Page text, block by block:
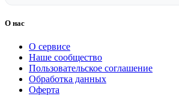
О нас
О сервисе
Наше сообщество
Пользовательское соглашение
Обработка данных
Оферта